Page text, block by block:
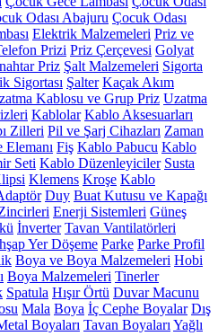
Odası Abajuru Çocuk Odası
Elektrik Malzemeleri Priz ve
Prizi Priz Çerçevesi Golyat
Priz Şalt Malzemeleri Sigorta
Sigortası Şalter Kaçak Akım
Kablosu ve Grup Priz Uzatma
Kablolar Kablo Aksesuarları
Zilleri Pil ve Şarj Cihazları Zaman
Fiş Kablo Pabucu Kablo
Seti Kablo Düzenleyiciler Susta
Klemens Kroşe Kablo
Duy Buat Kutusu ve Kapağı
Enerji Sistemleri Güneş
İnverter Tavan Vantilatörleri
Yer Döşeme Parke Parke Profil
Boya ve Boya Malzemeleri Hobi
Boya Malzemeleri Tinerler
Spatula Hışır Örtü Duvar Macunu
Mala Boya İç Cephe Boyalar Dış
Boyaları Tavan Boyaları Yağlı